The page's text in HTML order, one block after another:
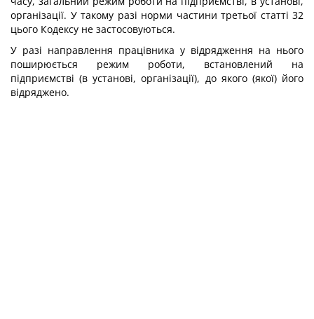
організації. У такому разі норми частини третьої статті 32
цього Кодексу не застосовуються.
У разі направлення працівника у відрядження на нього
поширюється режим роботи, встановлений на
підприємстві (в установі, організації), до якого (якої) його
відряджено.